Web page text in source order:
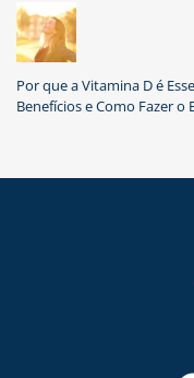
Por que a Vitamina D é
Benefícios e Como Fazer o